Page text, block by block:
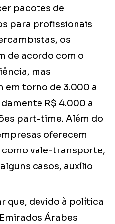
pacotes de
para profissionais
os
de acordo com o
mas
em torno de 3.000 a
R$ 4.000 a
part-time. Além do
oferecem
vale-transporte,
casos, auxílio
que, devido à política
Árabes